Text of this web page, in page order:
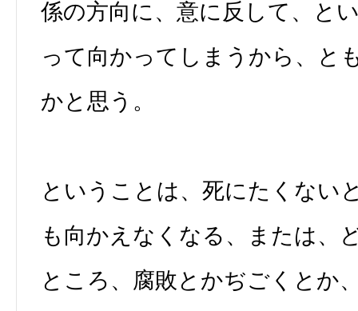
係の方向に、意に反して、と
って向かってしまうから、と
かと思う。
ということは、死にたくない
も向かえなくなる、または、
ところ、腐敗とかぢごくとか